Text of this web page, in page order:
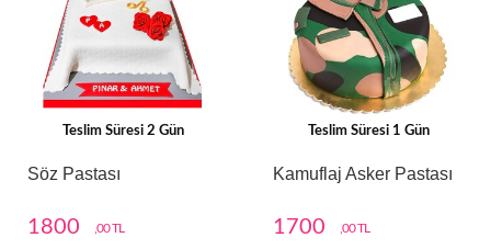
Teslim Süresi 2 Gün
Söz Pastası
1800 ,00 TL
Teslim Süresi 1 Gün
Kamuflaj Asker Pastası
1700 ,00 TL